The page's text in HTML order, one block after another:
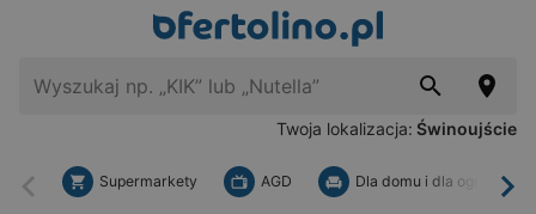
Twoja lokalizacja: Świnoujście
Wstecz
Supermarkety AGD Dla domu i dla ogrodu